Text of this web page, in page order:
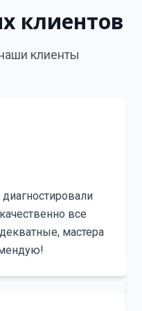
клиентов
клиенты
все
мастера